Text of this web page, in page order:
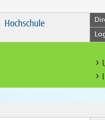
Hochschule